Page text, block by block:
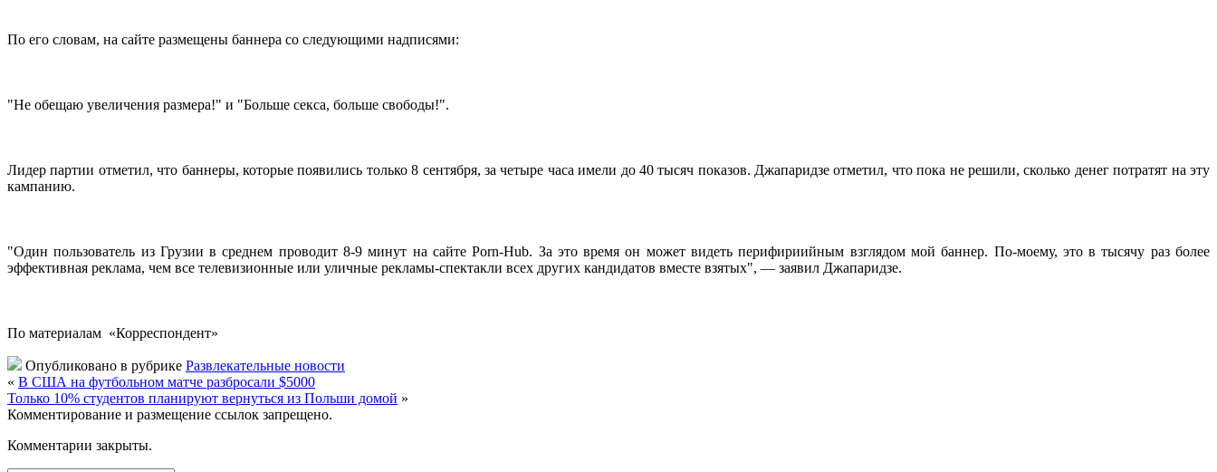
По его словам, на сайте размещены баннера со следующими надписями:
"Не обещаю увеличения размера!" и "Больше секса, больше свободы!".
Лидер партии отметил, что баннеры, которые появились только 8 сентября, за четыре часа имели до 40 тысяч показов. Джапаридзе отметил, что пока не решили, сколько денег потратят на эту
кампанию.
"Один пользователь из Грузии в среднем проводит 8-9 минут на сайте Porn-Hub. За это время он может видеть перифириийным взглядом мой баннер. По-моему, это в тысячу раз более
эффективная реклама, чем все телевизионные или уличные рекламы-спектакли всех других кандидатов вместе взятых", — заявил Джапаридзе.
По материалам «Корреспондент»
Опубликовано в рубрике Развлекательные новости
« В США на футбольном матче разбросали $5000
Только 10% студентов планируют вернуться из Польши домой »
Комментирование и размещение ссылок запрещено.
Комментарии закрыты.